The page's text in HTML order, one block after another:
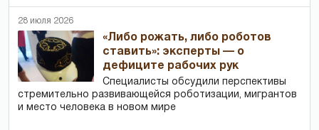
28 июля 2026
«Либо рожать, либо роботов
ставить»: эксперты — о
дефиците рабочих рук
Специалисты обсудили перспективы
стремительно развивающейся роботизации, мигрантов
и место человека в новом мире